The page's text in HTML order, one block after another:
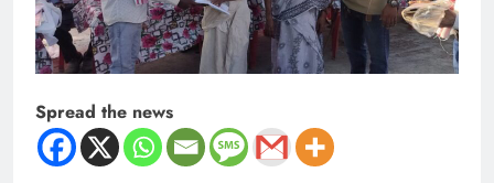
Spread the news